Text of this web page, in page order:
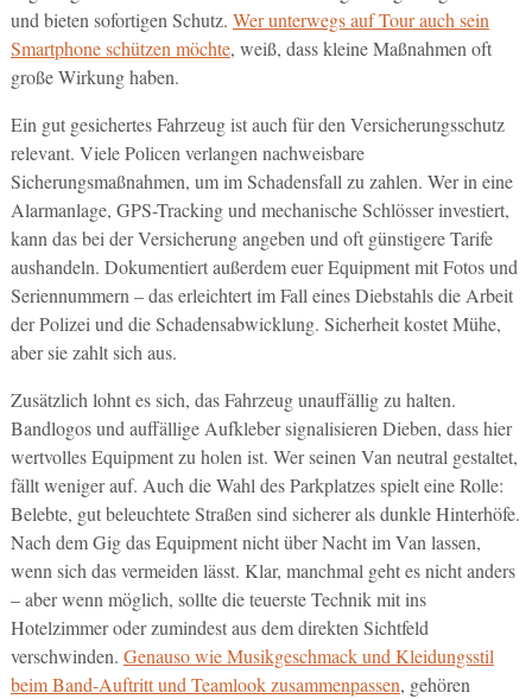
und bieten sofortigen Schutz. Wer unterwegs auf Tour auch sein
Smartphone schützen möchte, weiß, dass kleine Maßnahmen oft
große Wirkung haben.
Ein gut gesichertes Fahrzeug ist auch für den Versicherungsschutz
relevant. Viele Policen verlangen nachweisbare
Sicherungsmaßnahmen, um im Schadensfall zu zahlen. Wer in eine
Alarmanlage, GPS-Tracking und mechanische Schlösser investiert,
kann das bei der Versicherung angeben und oft günstigere Tarife
aushandeln. Dokumentiert außerdem euer Equipment mit Fotos und
Seriennummern – das erleichtert im Fall eines Diebstahls die Arbeit
der Polizei und die Schadensabwicklung. Sicherheit kostet Mühe,
aber sie zahlt sich aus.
Zusätzlich lohnt es sich, das Fahrzeug unauffällig zu halten.
Bandlogos und auffällige Aufkleber signalisieren Dieben, dass hier
wertvolles Equipment zu holen ist. Wer seinen Van neutral gestaltet,
fällt weniger auf. Auch die Wahl des Parkplatzes spielt eine Rolle:
Belebte, gut beleuchtete Straßen sind sicherer als dunkle Hinterhöfe.
Nach dem Gig das Equipment nicht über Nacht im Van lassen,
wenn sich das vermeiden lässt. Klar, manchmal geht es nicht anders
– aber wenn möglich, sollte die teuerste Technik mit ins
Hotelzimmer oder zumindest aus dem direkten Sichtfeld
verschwinden. Genauso wie Musikgeschmack und Kleidungsstil
beim Band-Auftritt und Teamlook zusammenpassen, gehören